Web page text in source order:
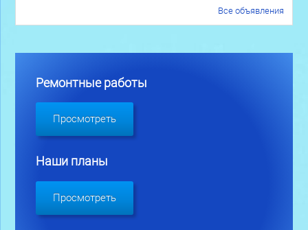
Все объявления
Ремонтные работы
Просмотреть
Наши планы
Просмотреть